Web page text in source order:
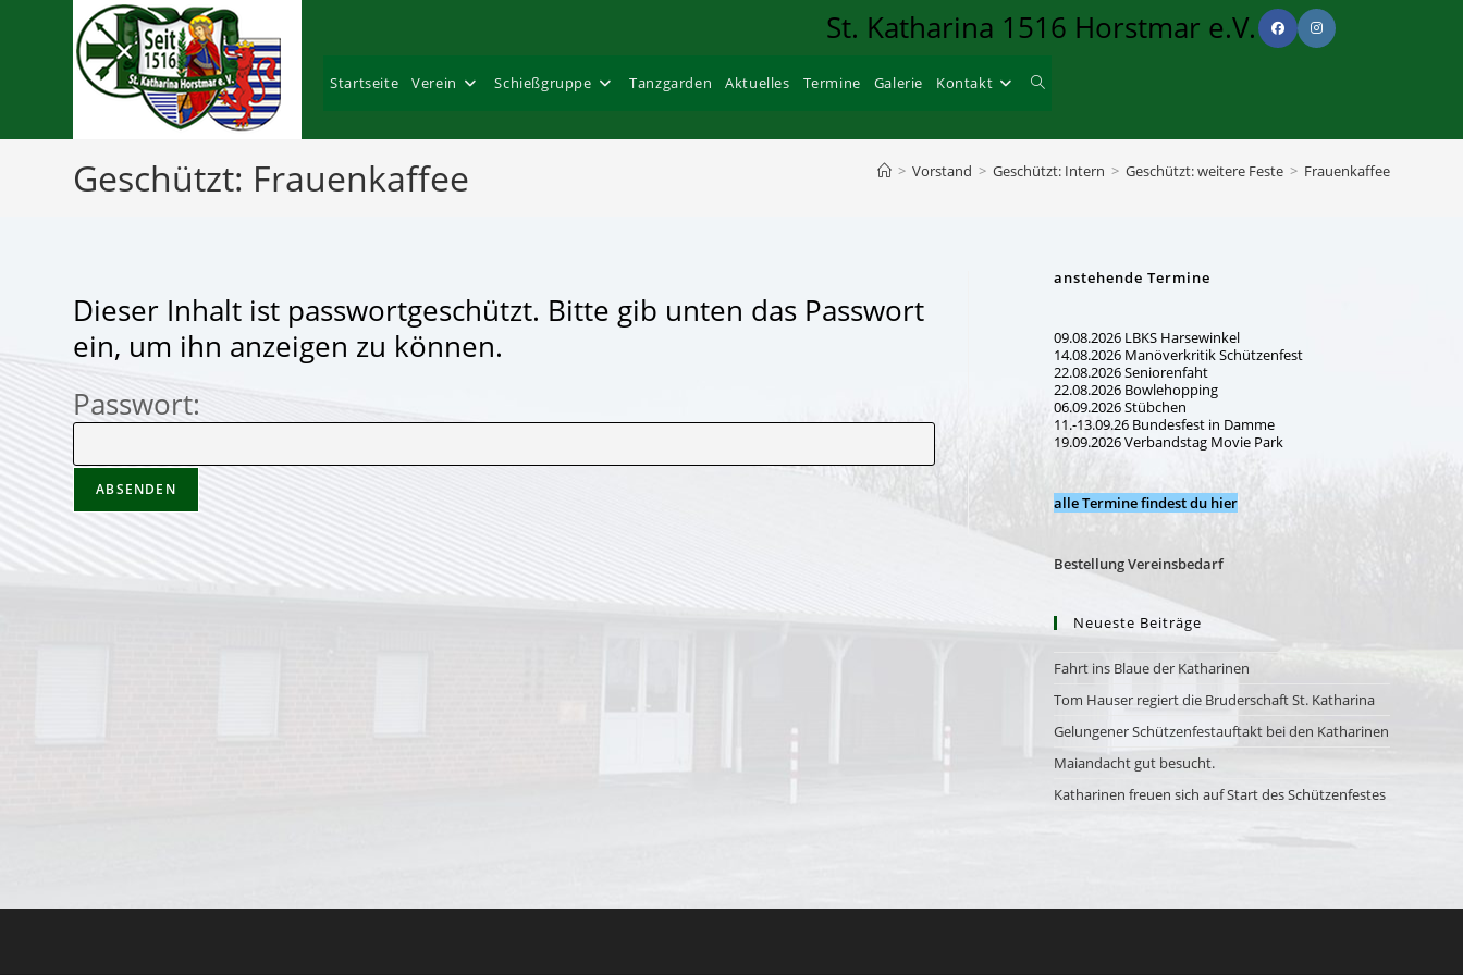
St. Katharina 1516 Horstmar e.V.
Startseite Verein Schießgruppe Tanzgarden Aktuelles Termine Galerie Kontakt Website-
Suche
Geschützt: Frauenkaffee > Vorstand > Geschützt: Intern > Geschützt: weitere Feste > Frauenkaffee
Dieser Inhalt ist passwortgeschützt. Bitte gib unten das Passwort
ein, um ihn anzeigen zu können.
Passwort:
anstehende Termine
09.08.2026 LBKS Harsewinkel
14.08.2026 Manöverkritik Schützenfest
22.08.2026 Seniorenfaht
22.08.2026 Bowlehopping
06.09.2026 Stübchen
11.-13.09.26 Bundesfest in Damme
19.09.2026 Verbandstag Movie Park
alle Termine findest du hier
Bestellung Vereinsbedarf
Neueste Beiträge
Fahrt ins Blaue der Katharinen
Tom Hauser regiert die Bruderschaft St. Katharina
Gelungener Schützenfestauftakt bei den Katharinen
Maiandacht gut besucht.
Katharinen freuen sich auf Start des Schützenfestes